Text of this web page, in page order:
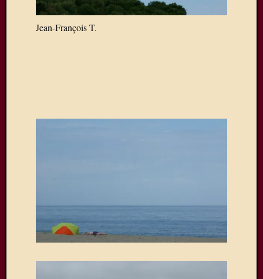
Jean-François T.